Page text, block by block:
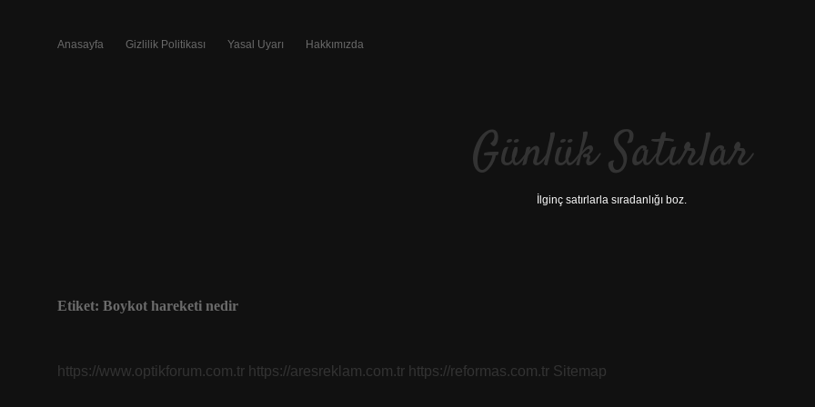
Anasayfa Gizlilik Politikası Yasal Uyarı Hakkımızda
Günlük Satırlar
İlginç satırlarla sıradanlığı boz.
Etiket: Boykot hareketi nedir
https://www.optikforum.com.tr https://aresreklam.com.tr https://reformas.com.tr Sitemap